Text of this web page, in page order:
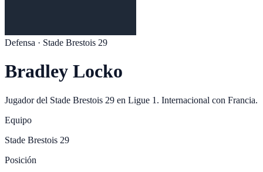
Defensa · Stade Brestois 29
Bradley Locko
Jugador del Stade Brestois 29 en Ligue 1 . Internacional con Francia.
Equipo
Stade Brestois 29
Posición